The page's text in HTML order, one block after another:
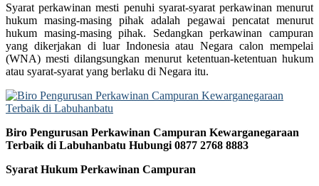
Syarat perkawinan mesti penuhi syarat-syarat perkawinan menurut
hukum masing-masing pihak adalah pegawai pencatat menurut
hukum masing-masing pihak. Sedangkan perkawinan campuran
yang dikerjakan di luar Indonesia atau Negara calon mempelai
(WNA) mesti dilangsungkan menurut ketentuan-ketentuan hukum
atau syarat-syarat yang berlaku di Negara itu.
Biro Pengurusan Perkawinan Campuran Kewarganegaraan
Terbaik di Labuhanbatu Hubungi 0877 2768 8883
Syarat Hukum Perkawinan Campuran